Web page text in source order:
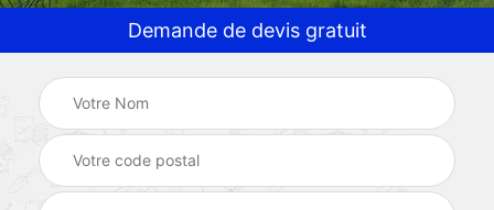
Demande de devis gratuit